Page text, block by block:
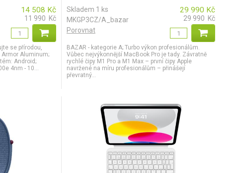
14 508 Kč
11 990 Kč
se přírodou,
Armor Aluminum;
Android;
4nm - 10...
gray/CZ_bazar A
Skladem 1 ks
MKGP3CZ/A_bazar
Porovnat
29 990 Kč
29 990 Kč
BAZAR - kategorie A; Turbo výkon profesionálům.
Vůbec nejvýkonnější MacBook Pro je tady. Závratně
rychlé čipy M1 Pro a M1 Max – první čipy Apple
navržené na míru profesionálům – přinášejí
převratný...